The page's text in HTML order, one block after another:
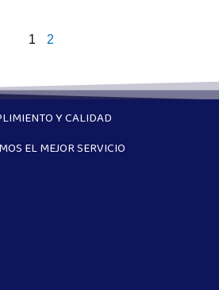
1 2
Y CALIDAD
EL MEJOR SERVICIO